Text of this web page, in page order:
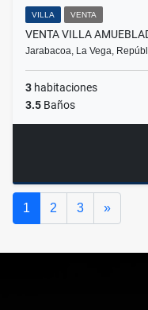
VILLA VENTA
VENTA VILLA
Jarabacoa, La Vega,
3 habitaciones
3.5 Baños
1 2 3 »